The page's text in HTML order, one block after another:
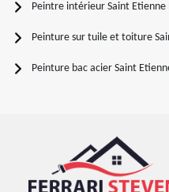
Peintre intérieur Saint Etienne
Peinture sur tuile et toiture
Peinture bac acier Saint